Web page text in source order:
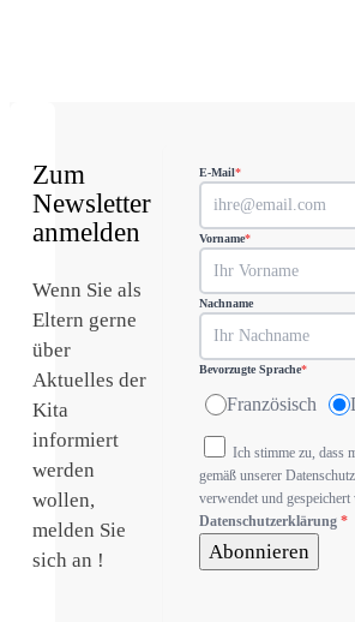
Zum
Newsletter
anmelden
Wenn Sie als
Eltern gerne
über
Aktuelles der
Kita
informiert
werden
wollen,
melden Sie
sich an !
E-Mail*
Vorname*
Nachname
Bevorzugte Sprache*
Französisch
Ich stimme zu, dass
gemäß unserer
verwendet und gespeichert
Datenschutzerklärung *
Abonnieren